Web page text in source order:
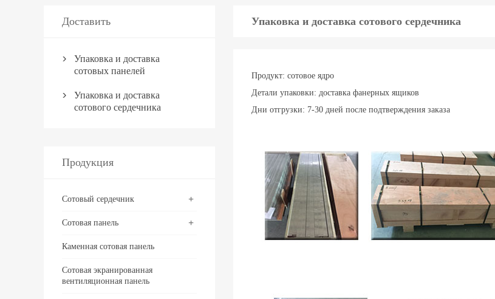
Упаковка и доставка сотового сердечника
Продукт: сотовое ядро
Детали упаковки: доставка фанерных ящиков
Дни отгрузки: 7-30 дней после подтверждения заказа
Доставить

Упаковка и доставка
сотовых панелей

Упаковка и доставка
сотового сердечника
Продукция
+
Сотовый сердечник
+
Сотовая панель
Каменная сотовая панель
Сотовая экранированная
вентиляционная панель